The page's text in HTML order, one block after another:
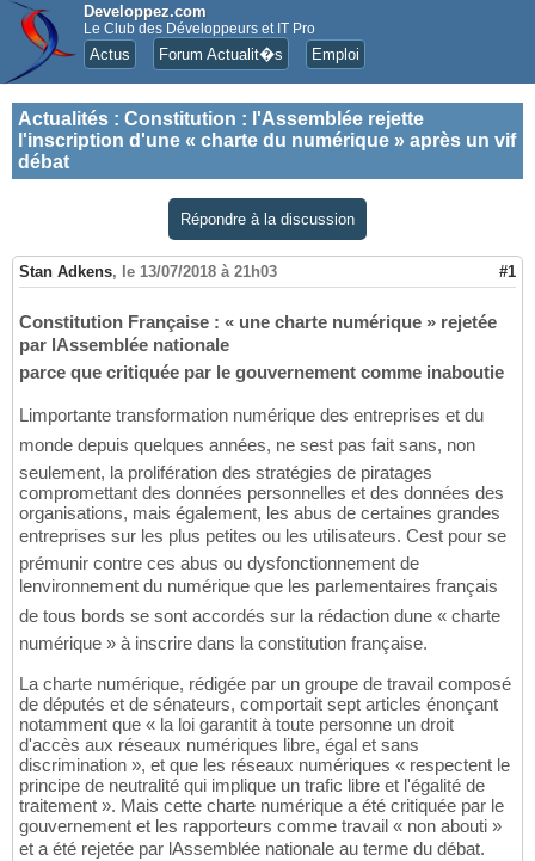
Developpez.com
Le Club des Développeurs et IT Pro
Actus Forum Actualit�s Emploi
Actualités : Constitution : l'Assemblée rejette
l'inscription d'une « charte du numérique » après un vif
débat
Répondre à la discussion
Stan Adkens, le 13/07/2018 à 21h03 #1
Constitution Française : « une charte numérique » rejetée
par lAssemblée nationale
parce que critiquée par le gouvernement comme inaboutie
Limportante transformation numérique des entreprises et du
monde depuis quelques années, ne sest pas fait sans, non
seulement, la prolifération des stratégies de piratages
compromettant des données personnelles et des données des
organisations, mais également, les abus de certaines grandes
entreprises sur les plus petites ou les utilisateurs. Cest pour se
prémunir contre ces abus ou dysfonctionnement de
lenvironnement du numérique que les parlementaires français
de tous bords se sont accordés sur la rédaction dune « charte
numérique » à inscrire dans la constitution française.
La charte numérique, rédigée par un groupe de travail composé
de députés et de sénateurs, comportait sept articles énonçant
notamment que « la loi garantit à toute personne un droit
d'accès aux réseaux numériques libre, égal et sans
discrimination », et que les réseaux numériques « respectent le
principe de neutralité qui implique un trafic libre et l'égalité de
traitement ». Mais cette charte numérique a été critiquée par le
gouvernement et les rapporteurs comme travail « non abouti »
et a été rejetée par lAssemblée nationale au terme du débat.